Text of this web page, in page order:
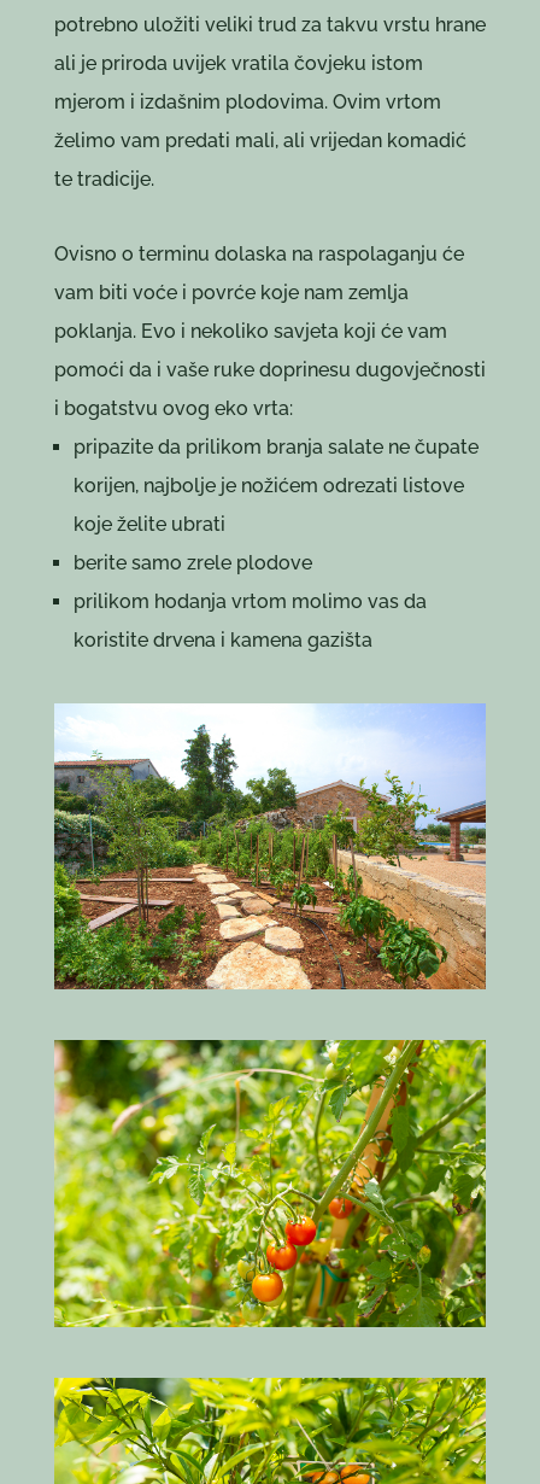
potrebno uložiti veliki trud za takvu vrstu hrane
ali je priroda uvijek vratila čovjeku istom
mjerom i izdašnim plodovima. Ovim vrtom
želimo vam predati mali, ali vrijedan komadić
te tradicije.
Ovisno o terminu dolaska na raspolaganju će
vam biti voće i povrće koje nam zemlja
poklanja. Evo i nekoliko savjeta koji će vam
pomoći da i vaše ruke doprinesu dugovječnosti
i bogatstvu ovog eko vrta:
pripazite da prilikom branja salate ne čupate
korijen, najbolje je nožićem odrezati listove
koje želite ubrati
berite samo zrele plodove
prilikom hodanja vrtom molimo vas da
koristite drvena i kamena gazišta